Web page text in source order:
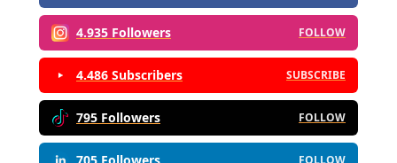
4.935 Followers FOLLOW
4.486 Subscribers SUBSCRIBE
795 Followers FOLLOW